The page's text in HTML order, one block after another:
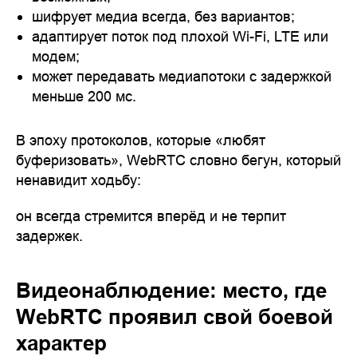
шифрует медиа всегда, без вариантов;
адаптирует поток под плохой Wi-Fi, LTE или
модем;
может передавать медиапотоки с задержкой
меньше 200 мс.
В эпоху протоколов, которые «любят
буферизовать», WebRTC словно бегун, который
ненавидит ходьбу:
он всегда стремится вперёд и не терпит
задержек.
Видеонаблюдение: место, где
WebRTC проявил свой боевой
характер